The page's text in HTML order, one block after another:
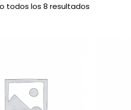
todos los 8 resultados